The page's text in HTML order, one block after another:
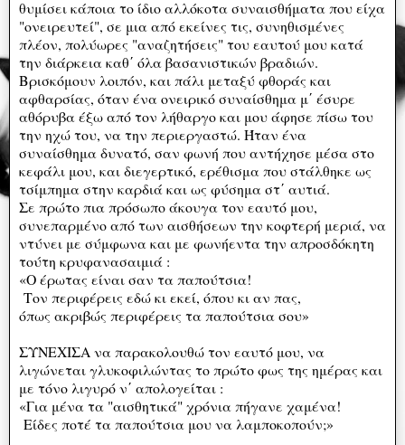
θυμίσει κάποια το ίδιο αλλόκοτα συναισθήματα που είχα
"ονειρευτεί", σε μια από εκείνες τις, συνηθισμένες
πλέον, πολύωρες "αναζητήσεις" του εαυτού μου κατά
την διάρκεια καθ΄ όλα βασανιστικών βραδιών.
Βρισκόμουν λοιπόν, και πάλι μεταξύ φθοράς και
αφθαρσίας, όταν ένα ονειρικό συναίσθημα μ΄ έσυρε
αθόρυβα έξω από τον λήθαργο και μου άφησε πίσω του
την ηχώ του, να την περιεργαστώ. Ήταν ένα
συναίσθημα δυνατό, σαν φωνή που αντήχησε μέσα στο
κεφάλι μου, και διεγερτικό, ερέθισμα που στάλθηκε ως
τσίμπημα στην καρδιά και ως φύσημα στ΄ αυτιά.
Σε πρώτο πια πρόσωπο άκουγα τον εαυτό μου,
συνεπαρμένο από των αισθήσεων την κοφτερή μεριά, να
ντύνει με σύμφωνα και με φωνήεντα την απροσδόκητη
τούτη κρυφανασαιμιά :
«Ο έρωτας είναι σαν τα παπούτσια!
Τον περιφέρεις εδώ κι εκεί, όπου κι αν πας,
όπως ακριβώς περιφέρεις τα παπούτσια σου»
ΣΥΝΕΧΙΣΑ να παρακολουθώ τον εαυτό μου, να
λιγώνεται γλυκοφιλώντας το πρώτο φως της ημέρας και
με τόνο λιγυρό ν΄ απολογείται :
«Για μένα τα "αισθητικά" χρόνια πήγανε χαμένα!
Είδες ποτέ τα παπούτσια μου να λαμποκοπούν;»